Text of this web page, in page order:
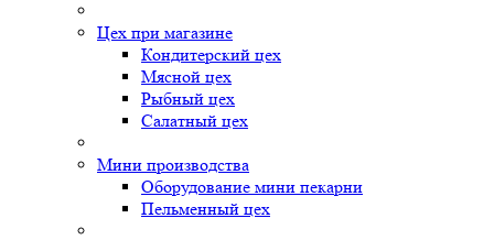
Цех при магазине
Кондитерский цех
Мясной цех
Рыбный цех
Салатный цех
Мини производства
Оборудование мини пекарни
Пельменный цех